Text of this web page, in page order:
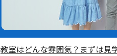
教室はどんな雰囲気？まずは見